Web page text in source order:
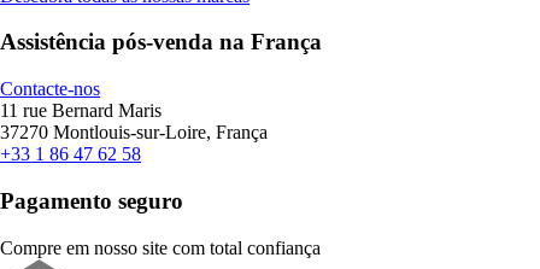
Assistência pós-venda na França
Contacte-nos
11 rue Bernard Maris
37270 Montlouis-sur-Loire, França
+33 1 86 47 62 58
Pagamento seguro
Compre em nosso site com total confiança